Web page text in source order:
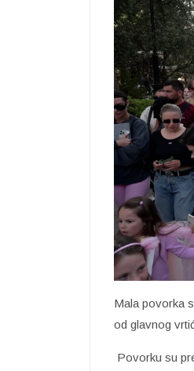
Mala povorka
od glavnog
Povorku su